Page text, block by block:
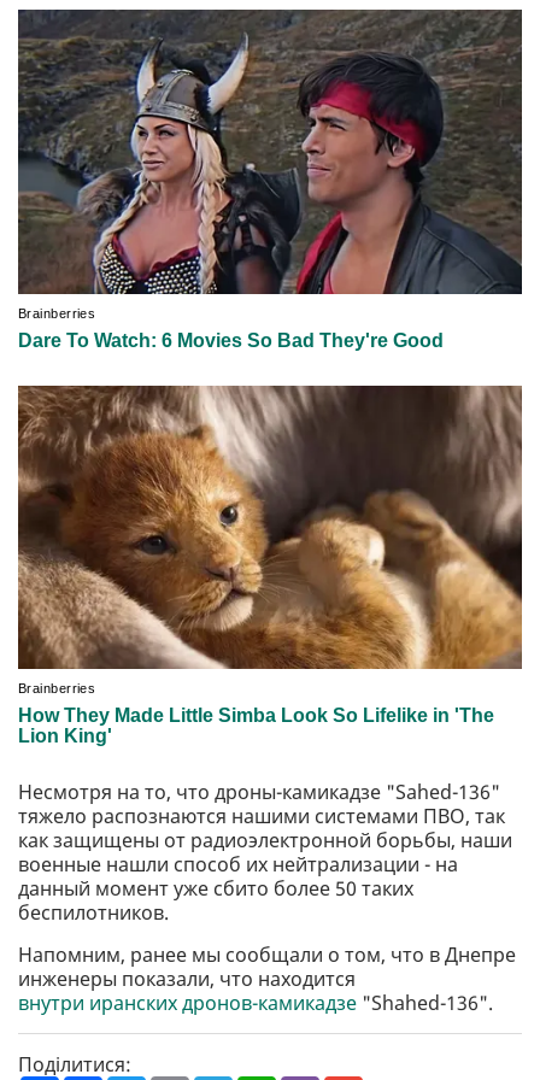
Несмотря на то, что дроны-камикадзе "Sahed-136"
тяжело распознаются нашими системами ПВО, так
как защищены от радиоэлектронной борьбы, наши
военные нашли способ их нейтрализации - на
данный момент уже сбито более 50 таких
беспилотников.
Напомним, ранее мы сообщали о том, что в Днепре
инженеры показали, что находится
внутри иранских дронов-камикадзе "Shahed-136".
Поділитися: